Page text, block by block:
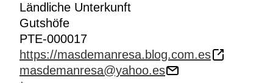
Ländliche Unterkunft
Gutshöfe
PTE-000017
https://masdemanresa.blog.com.es
masdemanresa@yahoo.es